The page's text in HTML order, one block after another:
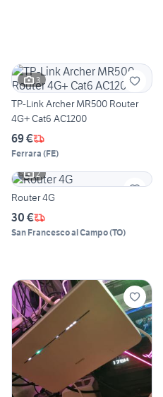
3
TP-Link Archer MR500 Router
4G+ Cat6 AC1200
69 €
Ferrara (FE)
2
Router 4G
30 €
San Francesco al Campo(TO)